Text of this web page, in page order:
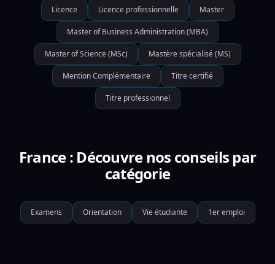
Licence Licence professionnelle Master
Master of Business Administration (MBA)
Master of Science (MSc) Mastère spécialisé (MS)
Mention Complémentaire Titre certifié
Titre professionnel
France : Découvre nos conseils par
catégorie
Examens Orientation Vie étudiante 1er emploi